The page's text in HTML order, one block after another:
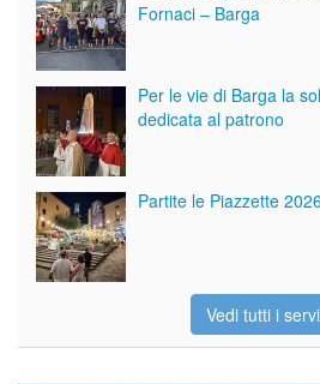
Fornaci – Barga
Per le vie di Barga la
dedicata al patrono
Partite le Piazzette
Vedi tutti i